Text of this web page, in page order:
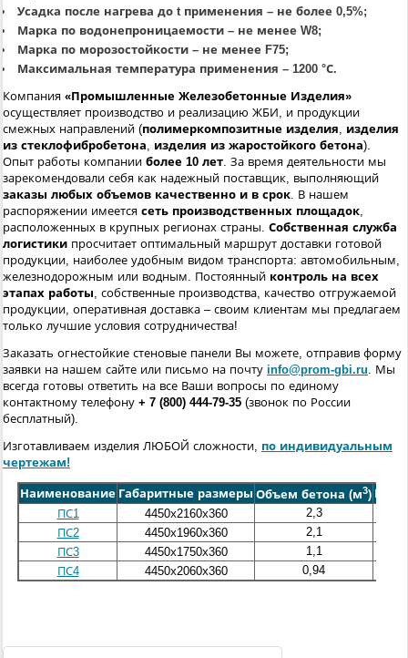
Усадка после нагрева до t применения – не более 0,5%;
Марка по водонепроницаемости – не менее W8;
Марка по морозостойкости – не менее F75;
Максимальная температура применения – 1200 °С.
Компания «Промышленные Железобетонные Изделия»
осуществляет производство и реализацию ЖБИ, и продукции
смежных направлений (полимеркомпозитные изделия
изделия
из стеклофибробетона
изделия из жаростойкого бетона).
Опыт работы компании более 10 лет . За время деятельности мы
зарекомендовали себя как надежный поставщик, выполняющий
заказы любых объемов качественно и в срок . В нашем
распоряжении имеется сеть производственных площадок
расположенных в крупных регионах страны. Собственная служба
логистики просчитает оптимальный маршрут доставки готовой
продукции, наиболее удобным видом транспорта: автомобильным,
железнодорожным или водным. Постоянный контроль на всех
этапах работы , собственные производства, качество отгружаемой
продукции, оперативная доставка – своим клиентам мы предлагаем
только лучшие условия сотрудничества!
Заказать огнестойкие стеновые панели Вы можете, отправив форму
заявки на нашем сайте или письмо на почту info@prom-gbi.ru . Мы
всегда готовы ответить на все Ваши вопросы по единому
контактному телефону + 7 (800) 444-79-35 (звонок по России
бесплатный).
Изготавливаем изделия ЛЮБОЙ сложности, по индивидуальным
чертежам!
Наименование Габаритные размеры Объем бетона (м3)
ПС1
4450х2160х360 2,3
ПС2
4450х1960х360 2,1
ПС3
4450х1750х360 1,1
ПС4
4450х2060х360 0,94